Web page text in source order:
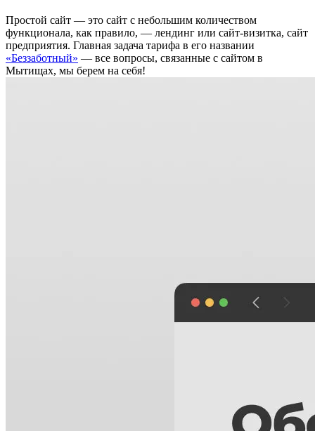
Простой сайт — это сайт с небольшим количеством
функционала, как правило, — лендинг или сайт-визитка, сайт
предприятия. Главная задача тарифа в его названии
«Беззаботный» — все вопросы, связанные с сайтом в
Мытищах, мы берем на себя!